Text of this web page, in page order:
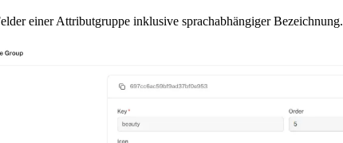
einer Attributgruppe inklusive sprachabhängiger Bezeichnung.